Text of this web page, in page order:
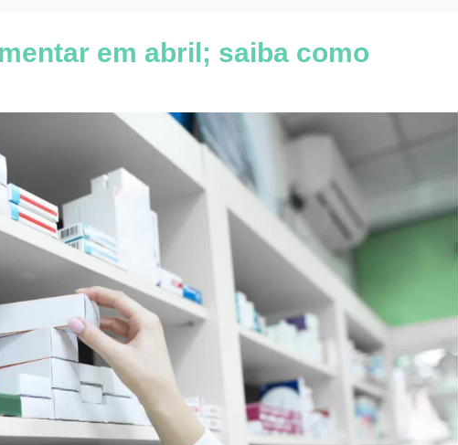
em abril; saiba como